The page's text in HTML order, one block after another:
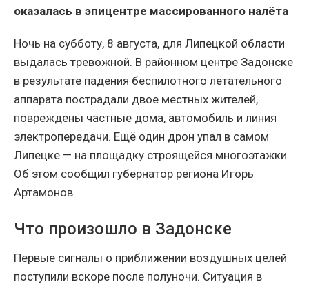
оказалась в эпицентре массированного налёта
Ночь на субботу, 8 августа, для Липецкой области
выдалась тревожной. В районном центре Задонске
в результате падения беспилотного летательного
аппарата пострадали двое местных жителей,
повреждены частные дома, автомобиль и линия
электропередачи. Ещё один дрон упал в самом
Липецке — на площадку строящейся многоэтажки.
Об этом сообщил губернатор региона Игорь
Артамонов.
Что произошло в Задонске
Первые сигналы о приближении воздушных целей
поступили вскоре после полуночи. Ситуация в